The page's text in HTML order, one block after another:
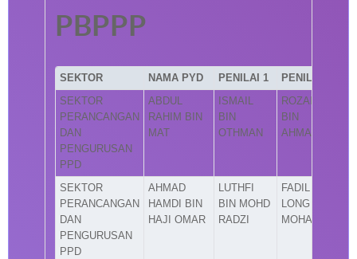
PBPPP
SEKTOR NAMA PYD PENILAI 1 PENILAI 2
SEKTOR
PERANCANGAN
DAN
PENGURUSAN
PPD
ABDUL
RAHIM BIN
MAT
ISMAIL
BIN
OTHMAN
ROZAINI
BIN
AHMAD
SEKTOR
PERANCANGAN
DAN
PENGURUSAN
PPD
AHMAD
HAMDI BIN
HAJI OMAR
LUTHFI
BIN MOHD
RADZI
FADIL
LONG BIN
MOHAMAD